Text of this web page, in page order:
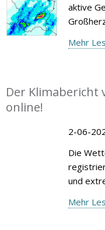
aktive
Mehr
Der Klimabericht
online!
2-06-
Die
und
Mehr